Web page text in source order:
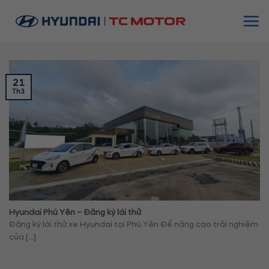
Hyundai Phú Yên – Đăng ký lái thử
Đăng ký lái thử xe Hyundai tại Phú Yên Để nâng cao trải nghiệm
của [...]
21
Th3